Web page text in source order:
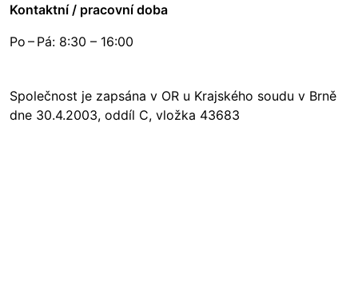
Kontaktní / pracovní doba
Po – Pá: 8:30 – 16:00
Společnost je zapsána v OR u Krajského soudu v Brně
dne 30.4.2003, oddíl C, vložka 43683